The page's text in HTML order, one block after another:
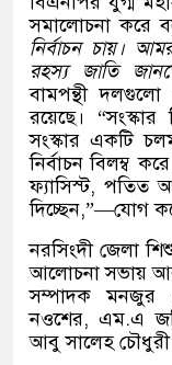
সমালোচনা করে
নির্বাচন চায়।
রহস্য জাতি
বামপন্থী দলগুলো
রয়েছে।
সংস্কার একটি
নির্বাচন বিলম্ব
ফ্যাসিস্ট, পতিত
দিচ্ছেন,”—যোগ
নরসিংদী জেলা
আলোচনা সভায়
সম্পাদক মনজুর
নওশের, এম.এ
আবু সালেহ চৌধুরী